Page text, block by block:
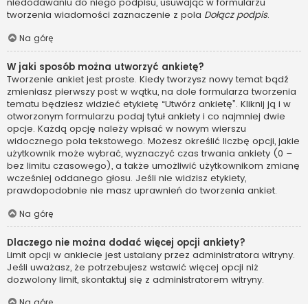
tworzenia wiadomości zaznaczenie z pola Dołącz podpis.
Na górę
W jaki sposób można utworzyć ankietę?
Tworzenie ankiet jest proste. Kiedy tworzysz nowy temat bądź
zmieniasz pierwszy post w wątku, na dole formularza tworzenia
tematu będziesz widzieć etykietę “Utwórz ankietę”. Kliknij ją i w
otworzonym formularzu podaj tytuł ankiety i co najmniej dwie
opcje. Każdą opcję należy wpisać w nowym wierszu
widocznego pola tekstowego. Możesz określić liczbę opcji, jakie
użytkownik może wybrać, wyznaczyć czas trwania ankiety (0 –
bez limitu czasowego), a także umożliwić użytkownikom zmianę
wcześniej oddanego głosu. Jeśli nie widzisz etykiety,
prawdopodobnie nie masz uprawnień do tworzenia ankiet.
Na górę
Dlaczego nie można dodać więcej opcji ankiety?
Limit opcji w ankiecie jest ustalany przez administratora witryny.
Jeśli uważasz, że potrzebujesz wstawić więcej opcji niż
dozwolony limit, skontaktuj się z administratorem witryny.